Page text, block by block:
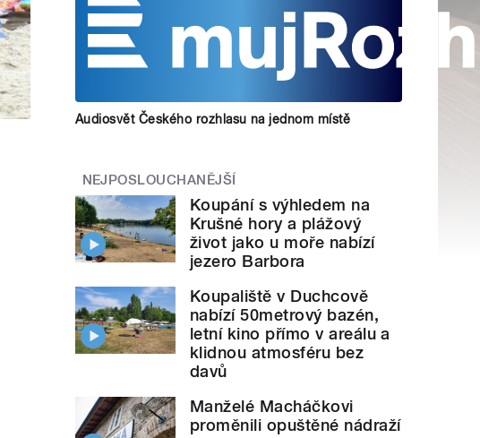
Audiosvět Českého rozhlasu na jednom místě
NEJPOSLOUCHANĚJŠÍ
Koupání s výhledem na
Krušné hory a plážový
život jako u moře nabízí
jezero Barbora
Koupaliště v Duchcově
nabízí 50metrový bazén,
letní kino přímo v areálu a
klidnou atmosféru bez
davů
Manželé Macháčkovi
proměnili opuštěné nádraží